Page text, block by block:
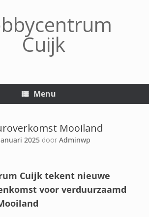
Cuijk
Menu
Mooiland
2025 door Adminwp
Cuijk tekent nieuwe
voor verduurzaamd